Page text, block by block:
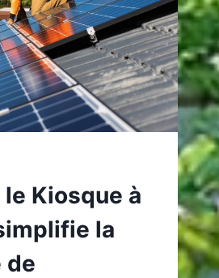
Kiosque à
la
de